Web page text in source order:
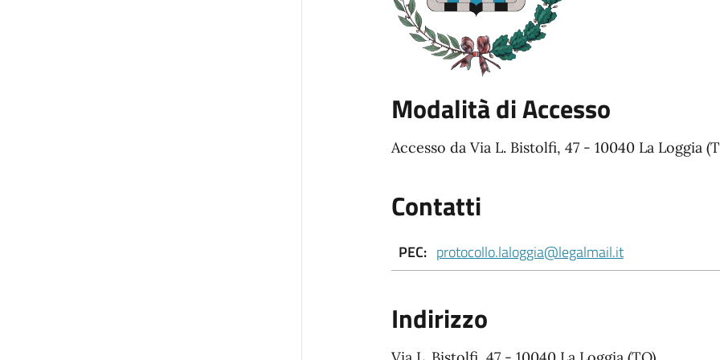
Modalità di Accesso
Accesso da Via L. Bistolfi, 47 - 10040 La Loggia
Contatti
PEC: protocollo.laloggia@legalmail.it
Indirizzo